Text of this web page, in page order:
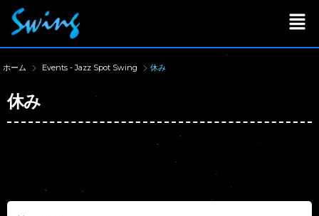
ホーム Events - Jazz Spot Swing 休み
休み